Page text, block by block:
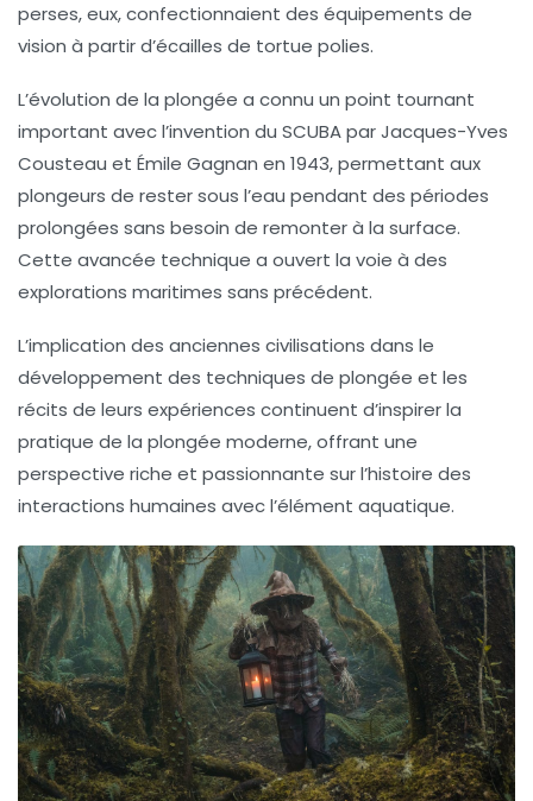
perses, eux, confectionnaient des équipements de
vision à partir d’écailles de tortue polies.
L’évolution de la plongée a connu un point tournant
important avec l’invention du SCUBApar Jacques-Yves
Cousteau et Émile Gagnan en 1943, permettant aux
plongeurs de rester sous l’eau pendant des périodes
prolongées sans besoin de remonter à la surface.
Cette avancée technique a ouvert la voie à des
explorations maritimes sans précédent.
L’implication des anciennes civilisations dans le
développement des techniques de plongée et les
récits de leurs expériences continuent d’inspirer la
pratique de la plongée moderne, offrant une
perspective riche et passionnante sur l’histoire des
interactions humaines avec l’élément aquatique.